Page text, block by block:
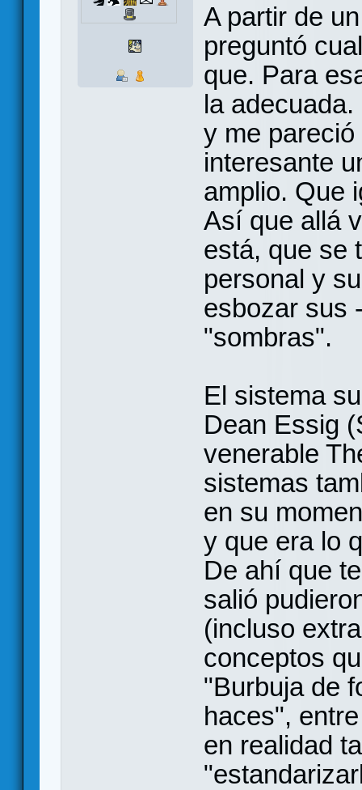
A partir de
preguntó
que. Para
la
y me
interesante
amplio. Que
Así que allá
está, que se
personal y
esbozar sus
"sombras".
El sistema
Dean Essig
venerable
sistemas
en su
y que era lo
De ahí que
salió
(incluso
conceptos
"Burbuja de
haces",
en realidad